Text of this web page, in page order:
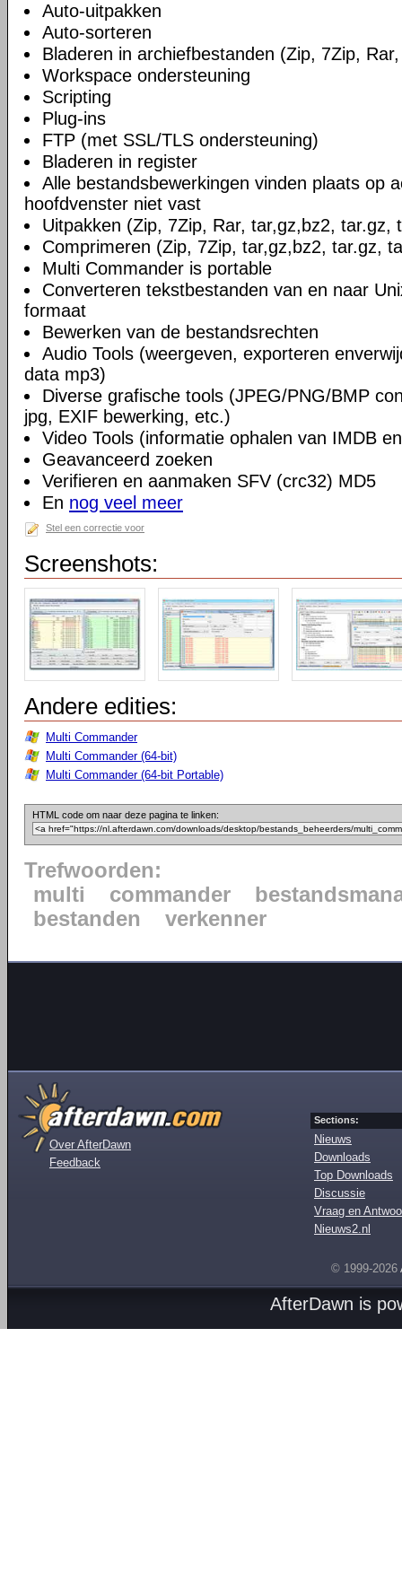
Auto-uitpakken
Auto-sorteren
Bladeren in archiefbestanden (Zip, 7Zip,
Workspace ondersteuning
Scripting
Plug-ins
FTP (met SSL/TLS ondersteuning)
Bladeren in register
Alle bestandsbewerkingen vinden plaats op
hoofdvenster niet vast
Uitpakken (Zip, 7Zip, Rar, tar,gz,bz2, tar.gz,
Comprimeren (Zip, 7Zip, tar,gz,bz2, tar.gz,
Multi Commander is portable
Converteren tekstbestanden van en naar
formaat
Bewerken van de bestandsrechten
Audio Tools (weergeven, exporteren
data mp3)
Diverse grafische tools (JPEG/PNG/BMP
jpg, EXIF bewerking, etc.)
Video Tools (informatie ophalen van IMDB
Geavanceerd zoeken
Verifieren en aanmaken SFV (crc32) MD5
En nog veel meer
Stel een correctie voor
Screenshots:
Andere edities:
Multi Commander
Multi Commander (64-bit)
Multi Commander (64-bit Portable)
HTML code om naar deze pagina te linken:
Trefwoorden:
multi
commander
bestanden
verkenner
Over AfterDawn
Feedback
Sections:
Nieuws
Downloads
Top Downloads
Discussie
Vraag en
Nieuws2.nl
© 1999-2026
AfterDawn is